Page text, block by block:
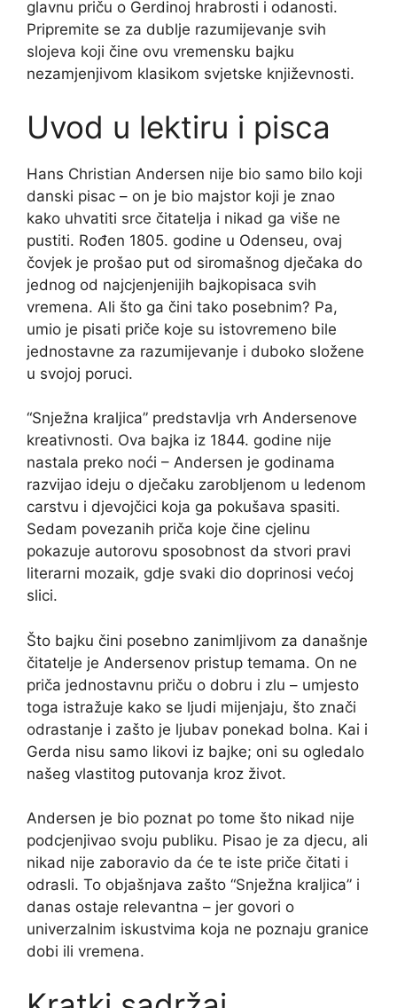
glavnu priču o Gerdinoj hrabrosti i odanosti.
Pripremite se za dublje razumijevanje svih
slojeva koji čine ovu vremensku bajku
nezamjenjivom klasikom svjetske književnosti.
Uvod u lektiru i pisca
Hans Christian Andersen nije bio samo bilo koji
danski pisac – on je bio majstor koji je znao
kako uhvatiti srce čitatelja i nikad ga više ne
pustiti. Rođen 1805. godine u Odenseu, ovaj
čovjek je prošao put od siromašnog dječaka do
jednog od najcjenjenijih bajkopisaca svih
vremena. Ali što ga čini tako posebnim? Pa,
umio je pisati priče koje su istovremeno bile
jednostavne za razumijevanje i duboko složene
u svojoj poruci.
“Snježna kraljica” predstavlja vrh Andersenove
kreativnosti. Ova bajka iz 1844. godine nije
nastala preko noći – Andersen je godinama
razvijao ideju o dječaku zarobljenom u ledenom
carstvu i djevojčici koja ga pokušava spasiti.
Sedam povezanih priča koje čine cjelinu
pokazuje autorovu sposobnost da stvori pravi
literarni mozaik, gdje svaki dio doprinosi većoj
slici.
Što bajku čini posebno zanimljivom za današnje
čitatelje je Andersenov pristup temama. On ne
priča jednostavnu priču o dobru i zlu – umjesto
toga istražuje kako se ljudi mijenjaju, što znači
odrastanje i zašto je ljubav ponekad bolna. Kai i
Gerda nisu samo likovi iz bajke; oni su ogledalo
našeg vlastitog putovanja kroz život.
Andersen je bio poznat po tome što nikad nije
podcjenjivao svoju publiku. Pisao je za djecu, ali
nikad nije zaboravio da će te iste priče čitati i
odrasli. To objašnjava zašto “Snježna kraljica” i
danas ostaje relevantna – jer govori o
univerzalnim iskustvima koja ne poznaju granice
dobi ili vremena.